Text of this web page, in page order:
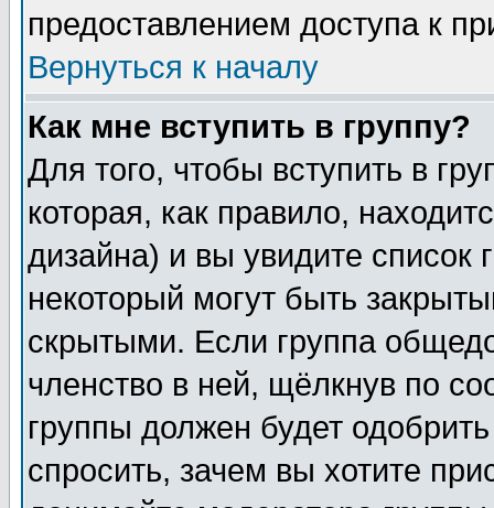
предоставлением доступа к
Вернуться к началу
Как мне вступить в группу?
Для того, чтобы вступить в
которая, как правило,
дизайна) и вы увидите список
некоторый могут быть
скрытыми. Если группа
членство в ней, щёлкнув по
группы должен будет
спросить, зачем вы хотите